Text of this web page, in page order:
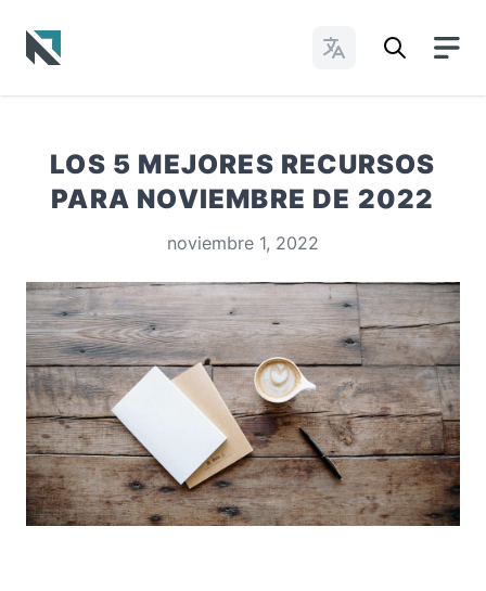
Cambiar idioma
LOS 5 MEJORES RECURSOS
PARA NOVIEMBRE DE 2022
noviembre 1, 2022